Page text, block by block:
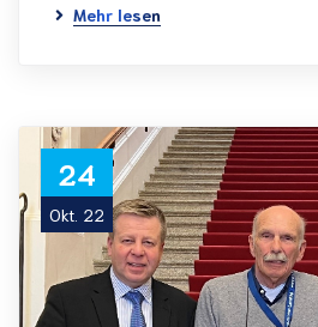
Mehr lesen
24
Okt. 22